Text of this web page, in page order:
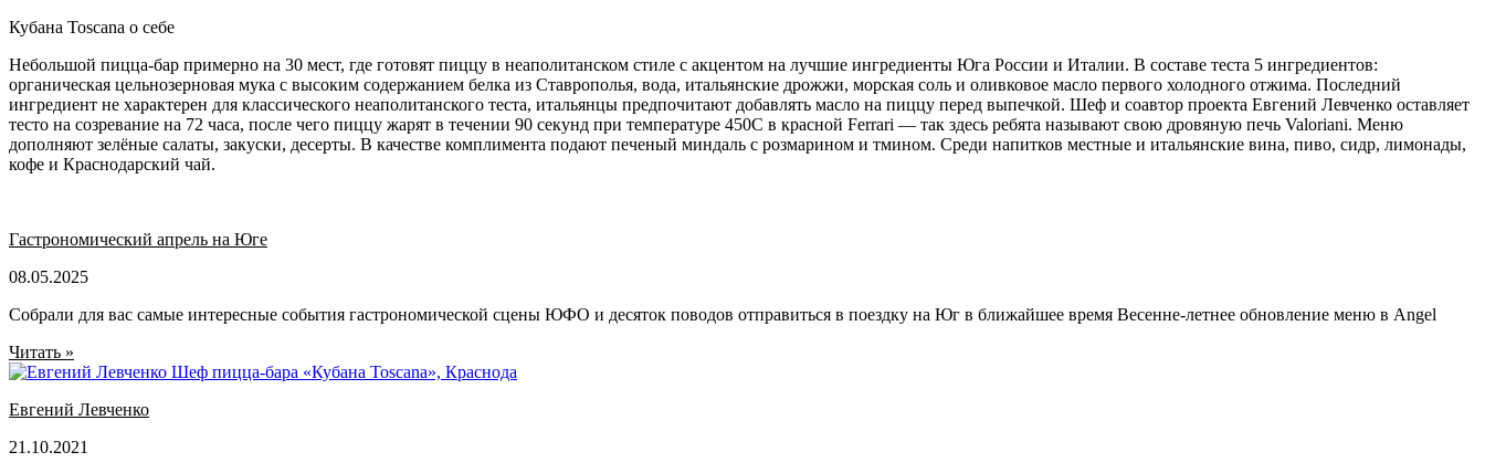
Кубана Toscana о себе
Небольшой пицца-бар примерно на 30 мест, где готовят пиццу в неаполитанском стиле с акцентом на лучшие ингредиенты Юга России и Италии. В составе теста 5 ингредиентов:
органическая цельнозерновая мука с высоким содержанием белка из Ставрополья, вода, итальянские дрожжи, морская соль и оливковое масло первого холодного отжима. Последний
ингредиент не характерен для классического неаполитанского теста, итальянцы предпочитают добавлять масло на пиццу перед выпечкой. Шеф и соавтор проекта Евгений Левченко оставляет
тесто на созревание на 72 часа, после чего пиццу жарят в течении 90 секунд при температуре 450С в красной Ferrari — так здесь ребята называют свою дровяную печь Valoriani. Меню
дополняют зелёные салаты, закуски, десерты. В качестве комплимента подают печеный миндаль с розмарином и тмином. Среди напитков местные и итальянские вина, пиво, сидр, лимонады,
кофе и Краснодарский чай.
Гастрономический апрель на Юге
08.05.2025
Собрали для вас самые интересные события гастрономической сцены ЮФО и десяток поводов отправиться в поездку на Юг в ближайшее время Весенне-летнее обновление меню в Angel
Читать »
Евгений Левченко
21.10.2021